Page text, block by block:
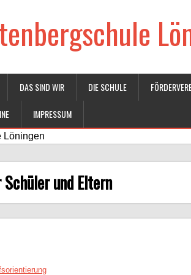
DAS SIND WIR DIE SCHULE
IMPRESSUM
Schüler und Eltern